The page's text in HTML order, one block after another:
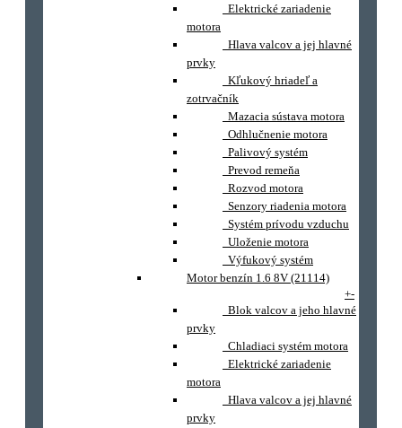
Elektrické zariadenie
motora
Hlava valcov a jej hlavné
prvky
Kľukový hriadeľ a
zotrvačník
Mazacia sústava motora
Odhlučnenie motora
Palivový systém
Prevod remeňa
Rozvod motora
Senzory riadenia motora
Systém prívodu vzduchu
Uloženie motora
Výfukový systém
Motor benzín 1.6 8V (21114)
+-
Blok valcov a jeho hlavné
prvky
Chladiaci systém motora
Elektrické zariadenie
motora
Hlava valcov a jej hlavné
prvky